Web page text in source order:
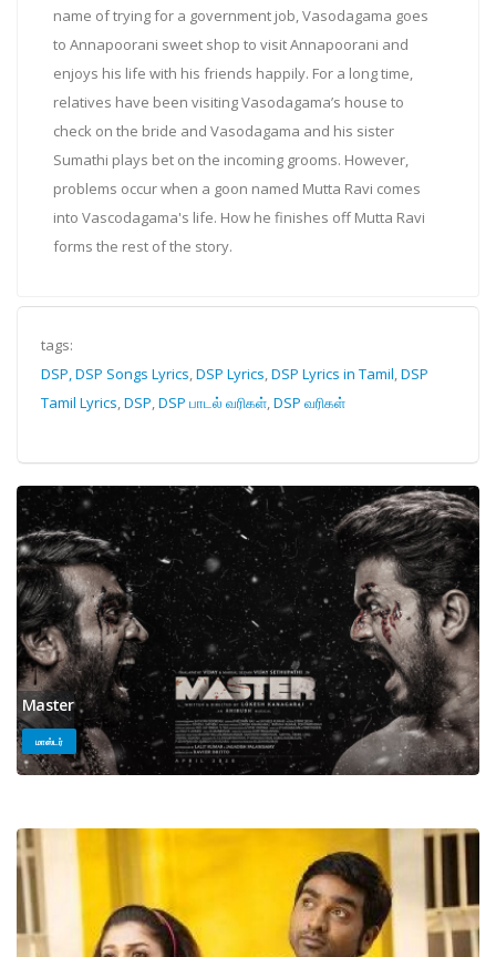
name of trying for a government job, Vasodagama goes
to Annapoorani sweet shop to visit Annapoorani and
enjoys his life with his friends happily. For a long time,
relatives have been visiting Vasodagama’s house to
check on the bride and Vasodagama and his sister
Sumathi plays bet on the incoming grooms. However,
problems occur when a goon named Mutta Ravi comes
into Vascodagama's life. How he finishes off Mutta Ravi
forms the rest of the story.
tags:
DSP, DSP Songs Lyrics,DSP Lyrics,DSP Lyrics in Tamil,DSP
Tamil Lyrics,DSP,DSP பாடல் வரிகள்,DSP வரிகள்
Master
மாஸ்டர்